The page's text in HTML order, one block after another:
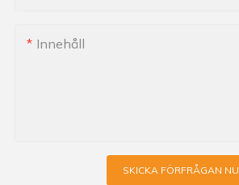
Innehåll
SKICKA FÖRFRÅGAN NU